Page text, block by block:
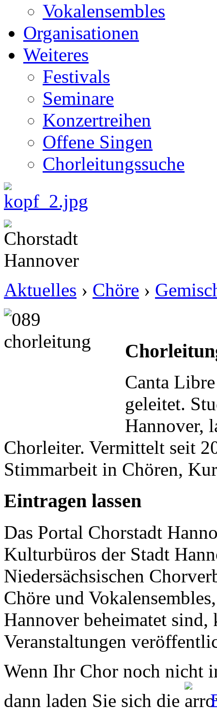
Vokalensembles
Organisationen
Weiteres
Festivals
Seminare
Konzertreihen
Offene Singen
Chorleitungssuche
Aktuelles › Chöre ›
Canta
geleitet.
Hannover,
Chorleiter. Vermittelt seit
Stimmarbeit in Chören,
Eintragen lassen
Das Portal Chorstadt
Kulturbüros der Stadt
Niedersächsischen
Chöre und
Hannover beheimatet sind,
Veranstaltungen
Wenn Ihr Chor noch nicht
dann laden Sie sich die